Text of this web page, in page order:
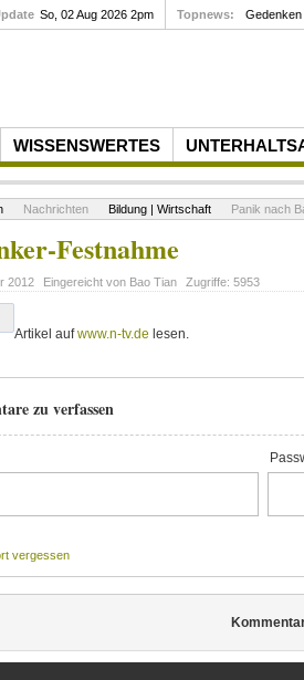
WISSENSWERTES
So, 02 Aug 2026 2pm Topnews: Gedenken
Nachrichten Bildung | Wirtschaft Panik nach
Festnahme
2012 Eingereicht von Bao Tian Zugriffe: 5953
Artikel aufwww.n-tv.de lesen.
zu verfassen
vergessen